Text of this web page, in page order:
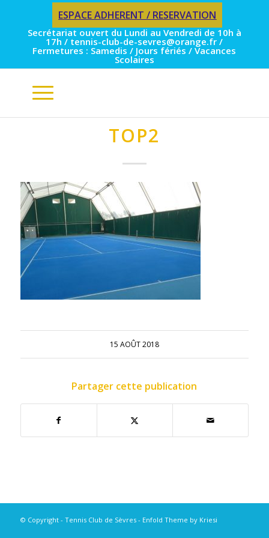
ESPACE ADHERENT / RESERVATION
Secrétariat ouvert du Lundi au Vendredi de 10h à
17h / tennis-club-de-sevres@orange.fr /
Fermetures : Samedis / Jours fériés / Vacances
Scolaires
TOP2
15 AOÛT 2018
Partager cette publication
© Copyright - Tennis Club de Sèvres - Enfold Theme by Kriesi